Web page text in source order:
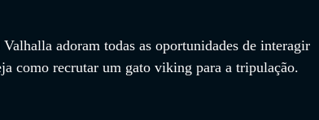
adoram todas as oportunidades de interagir
como recrutar um gato viking para a tripulação.